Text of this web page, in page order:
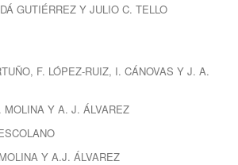
GUTIÉRREZ Y JULIO C. TELLO
F. LÓPEZ-RUIZ, I. CÁNOVAS Y J. A.
MOLINA Y A. J. ÁLVAREZ
Y A.J. ÁLVAREZ